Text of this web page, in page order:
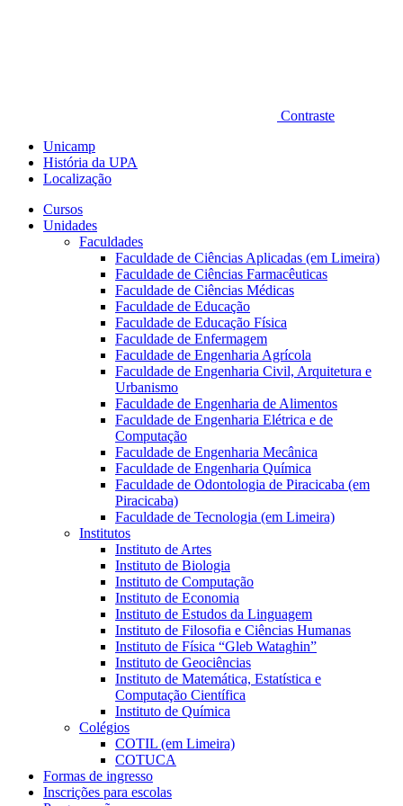
Contraste
Unicamp
História da UPA
Localização
Cursos
Unidades
Faculdades
Faculdade de Ciências Aplicadas (em Limeira)
Faculdade de Ciências Farmacêuticas
Faculdade de Ciências Médicas
Faculdade de Educação
Faculdade de Educação Física
Faculdade de Enfermagem
Faculdade de Engenharia Agrícola
Faculdade de Engenharia Civil, Arquitetura e
Urbanismo
Faculdade de Engenharia de Alimentos
Faculdade de Engenharia Elétrica e de
Computação
Faculdade de Engenharia Mecânica
Faculdade de Engenharia Química
Faculdade de Odontologia de Piracicaba (em
Piracicaba)
Faculdade de Tecnologia (em Limeira)
Institutos
Instituto de Artes
Instituto de Biologia
Instituto de Computação
Instituto de Economia
Instituto de Estudos da Linguagem
Instituto de Filosofia e Ciências Humanas
Instituto de Física “Gleb Wataghin”
Instituto de Geociências
Instituto de Matemática, Estatística e
Computação Científica
Instituto de Química
Colégios
COTIL (em Limeira)
COTUCA
Formas de ingresso
Inscrições para escolas